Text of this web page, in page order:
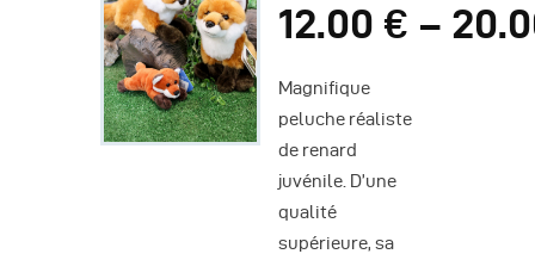
12.00 € – 20.
Magnifique
peluche réaliste
de renard
juvénile. D’une
qualité
supérieure, sa